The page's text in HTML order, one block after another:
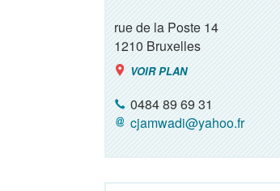
rue de la Poste 14
1210Bruxelles
VOIR PLAN
0484 89 69 31
cjamwadi@yahoo.fr